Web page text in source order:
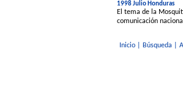
1998 Julio Honduras
El tema de la
comunicación
Inicio| Búsqueda